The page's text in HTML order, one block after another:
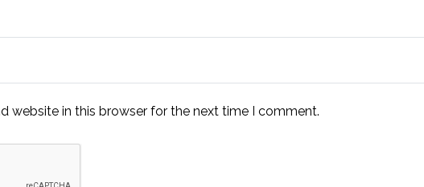
website in this browser for the next time I comment.